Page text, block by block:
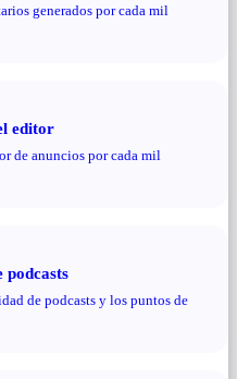
generados por cada mil
editor
de anuncios por cada mil
podcasts
de podcasts y los puntos de